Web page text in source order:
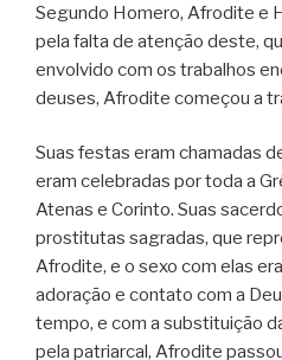
Segundo Homero, Afrodite e
pela falta de atenção deste,
envolvido com os trabalhos
deuses, Afrodite começou a
Suas festas eram chamadas
eram celebradas por toda a
Atenas e Corinto. Suas
prostitutas sagradas, que
Afrodite, e o sexo com elas
adoração e contato com a
tempo, e com a substituição
pela patriarcal, Afrodite